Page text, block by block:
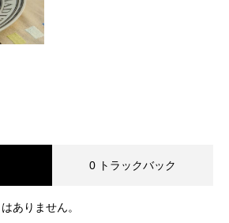
0 トラックバック
ありません。